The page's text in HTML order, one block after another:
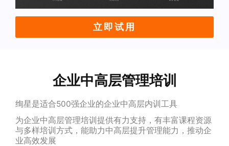
立即试用
企业中高层管理培训
绚星是适合500强企业的企业中高层内训工具
为企业中高层管理培训提供有力支持，有丰富课程资源
与多样培训方式，能助力中高层提升管理能力，推动企
业高效发展